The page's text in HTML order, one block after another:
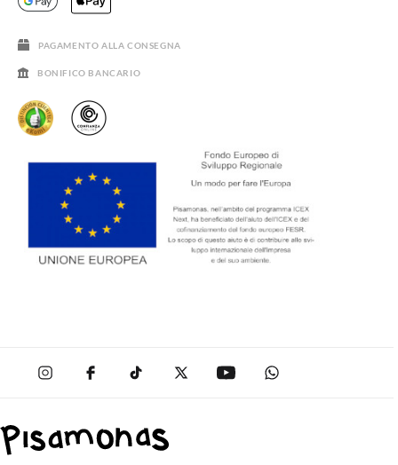
GUIDA ALLE TAGLIE
DOMANDE FREQUENTI
PAGAMENTO ALLA CONSEGNA
BONIFICO BANCARIO